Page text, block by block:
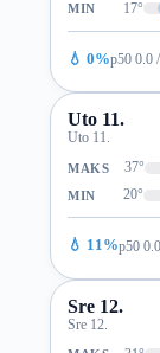
MIN 17°
💧 0%p50 0.0
Uto 11.
Uto 11.
MAKS 37°
MIN 20°
💧 11%p50
Sre 12.
Sre 12.